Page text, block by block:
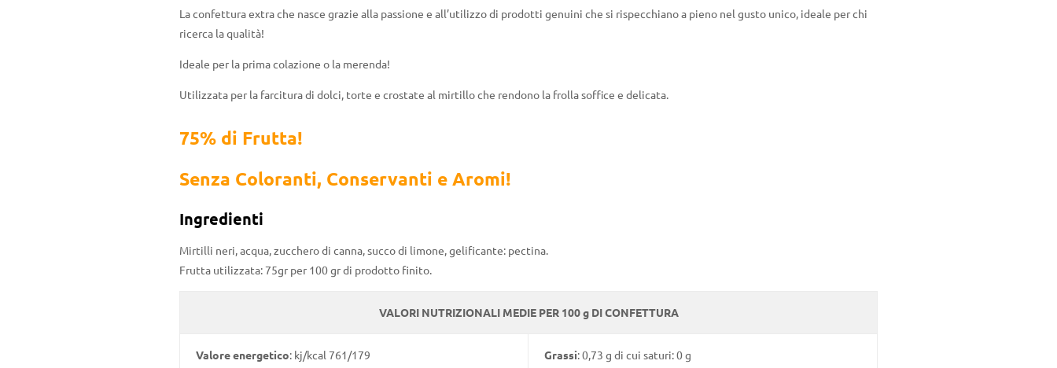
La confettura extra che nasce grazie alla passione e all’utilizzo di prodotti genuini che si rispecchiano a pieno nel gusto unico, ideale per chi
ricerca la qualità!
Ideale per la prima colazione o la merenda!
Utilizzata per la farcitura di dolci, torte e crostate al mirtillo che rendono la frolla soffice e delicata.
75% di Frutta!
Senza Coloranti, Conservanti e Aromi!
Ingredienti
Mirtilli neri, acqua, zucchero di canna, succo di limone, gelificante: pectina.
Frutta utilizzata: 75gr per 100 gr di prodotto finito.
VALORI NUTRIZIONALI MEDIE PER 100 g DI CONFETTURA
Valore energetico: kj/kcal 761/179 Grassi: 0,73 g di cui saturi: 0 g